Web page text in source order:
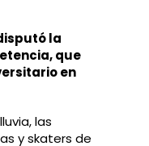
la
que
en
las
y skaters de